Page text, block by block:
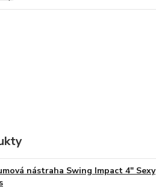
nástraha Swing Impact 4" Sexy